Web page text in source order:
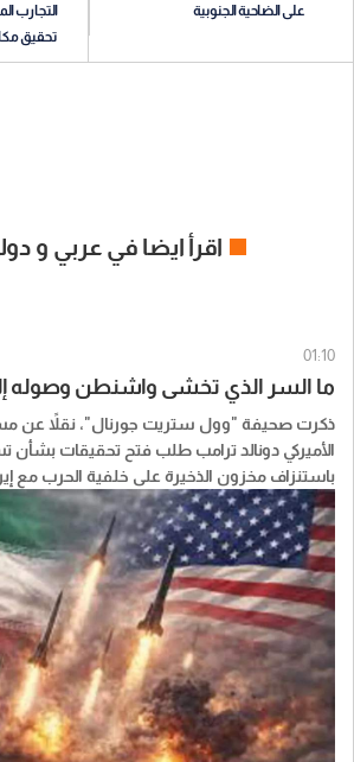
على الضاحية الجنوبية
التجارب
تحقيق
اقرأ ايضا في عربي و
01:10
ما السر الذي تخشى واشنطن وصوله
ذكرت صحيفة "وول ستريت جورنال"، نقلاً عن
الأميركي ​دونالد ترامب​ طلب فتح تحقيقات بشأن
باستنزاف مخزون الذخيرة على خلفية الحرب مع
عن مستويات الذخيرة قد تمنح النظام الإيراني
واشنطن لكبح برنامج ايران النووي.